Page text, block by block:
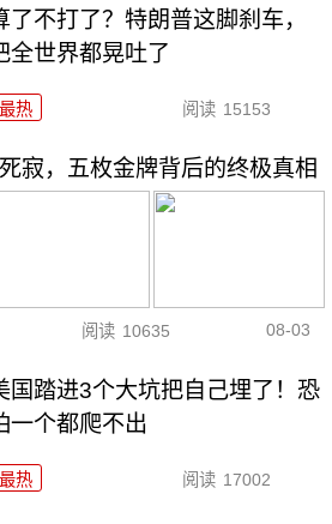
了不打了？特朗普这脚刹车，
全世界都晃吐了
最热 阅读 15153
寂，五枚金牌背后的终极真相
阅读 10635 08-03
国踏进3个大坑把自己埋了！恐
一个都爬不出
最热 阅读 17002